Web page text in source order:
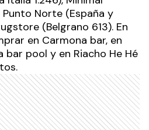
Punto Norte (España y
(Belgrano 613). En
en Carmona bar, en
bar pool y en Riacho He Hé